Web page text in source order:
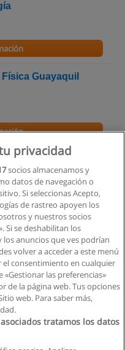
Guayaquil
privacidad
socios almacenamos y
datos de navegación o
Si seleccionas Acepto,
de rastreo apoyen los
y nuestros socios
Si se deshabilitan los
anuncios que ves podrían
volver a acceder a este menú
consentimiento en cualquier
las preferencias»
de la página web. Tus opciones
web. Para saber más,
tratamos los datos